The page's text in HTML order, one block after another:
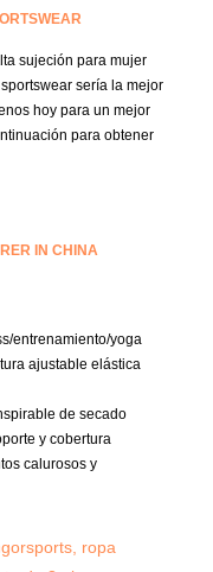
sujeción para mujer
sería la mejor
hoy para un mejor
para obtener
IN CHINA
entrenamiento/yoga
ajustable elástica
de secado
y cobertura
calurosos y